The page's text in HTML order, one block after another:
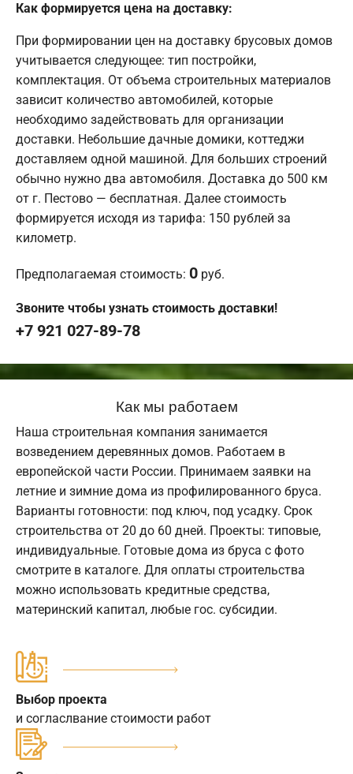
Как формируется цена на доставку:
При формировании цен на доставку брусовых домов
учитывается следующее: тип постройки,
комплектация. От объема строительных материалов
зависит количество автомобилей, которые
необходимо задействовать для организации
доставки. Небольшие дачные домики, коттеджи
доставляем одной машиной. Для больших строений
обычно нужно два автомобиля. Доставка до 500 км
от г. Пестово — бесплатная. Далее стоимость
формируется исходя из тарифа: 150 рублей за
километр.
Предполагаемая стоимость: 0 руб.
Звоните чтобы узнать стоимость доставки!
+7 921 027-89-78
Как мы работаем
Наша строительная компания занимается
возведением деревянных домов. Работаем в
европейской части России. Принимаем заявки на
летние и зимние дома из профилированного бруса.
Варианты готовности: под ключ, под усадку. Срок
строительства от 20 до 60 дней. Проекты: типовые,
индивидуальные. Готовые дома из бруса с фото
смотрите в каталоге. Для оплаты строительства
можно использовать кредитные средства,
материнский капитал, любые гос. субсидии.
Выбор проекта
и согласлвание стоимости работ